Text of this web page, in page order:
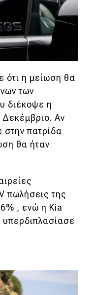
ότι η μείωση θα
των
διέκοψε η
Δεκέμβριο. Αν
στην πατρίδα
θα ήταν
πωλήσεις της
, ενώ η Kia